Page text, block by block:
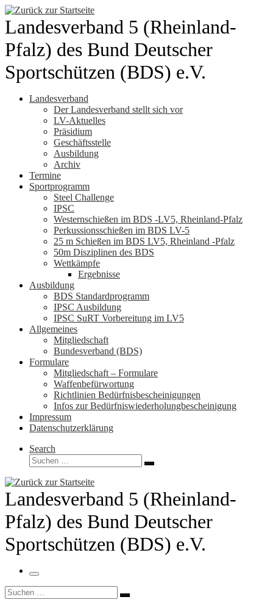
Zum
Inhalt
springen
Landesverband 5 (Rheinland-
Pfalz) des Bund Deutscher
Sportschützen (BDS) e.V.
Landesverband
Der Landesverband stellt sich vor
LV-Aktuelles
Präsidium
Geschäftsstelle
Ausbildung
Archiv
Termine
Sportprogramm
Steel Challenge
IPSC
Westernschießen im BDS -LV5, Rheinland-Pfalz
Perkussionsschießen im BDS LV-5
25 m Schießen im BDS LV5, Rheinland -Pfalz
50m Disziplinen des BDS
Wettkämpfe
Ergebnisse
Ausbildung
BDS Standardprogramm
IPSC Ausbildung
IPSC SuRT Vorbereitung im LV5
Allgemeines
Mitgliedschaft
Bundesverband (BDS)
Formulare
Mitgliedschaft – Formulare
Waffenbefürwortung
Richtlinien Bedürfnisbescheinigungen
Infos zur Bedürfniswiederholungbescheinigung
Impressum
Datenschutzerklärung
Search
Suche
Suchen …
Landesverband 5 (Rheinland-
Pfalz) des Bund Deutscher
Sportschützen (BDS) e.V.
Menü
Suche
Suchen …